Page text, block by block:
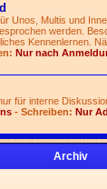
Unos, Multis und
werden.
Kennenlernen.
Nur nach
für interne
- Schreiben: Nur
Archiv